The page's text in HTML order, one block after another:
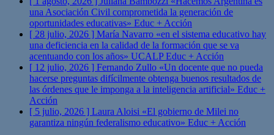
una Asociación Civil comprometida la generación de
oportunidades educativas» Educ + Acción
[ 28 julio, 2026 ] María Navarro «en el sistema educativo hay
una deficiencia en la calidad de la formación que se va
acentuando con los años» UCALPEduc + Acción
[ 12 julio, 2026 ] Fernando Zullo «Un docente que no pueda
hacerse preguntas difícilmente obtenga buenos resultados de
las órdenes que le imponga a la inteligencia artificial» Educ +
Acción
[ 5 julio, 2026 ] Laura Aloisi «El gobierno de Milei no
garantiza ningún federalismo educativo» Educ + Acción